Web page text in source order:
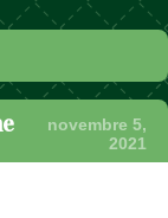
novembre 5,
2021